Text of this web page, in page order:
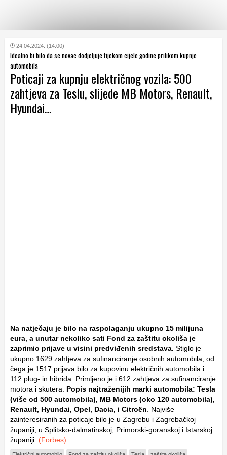
KATEGORIJE
HRVATSKI
WEB
24.04.2024. (14:00)
Idealno bi bilo da se novac dodjeljuje tijekom cijele godine prilikom kupnje
automobila
Poticaji za kupnju električnog vozila: 500
zahtjeva za Teslu, slijede MB Motors, Renault,
Hyundai…
Na natječaju je bilo na raspolaganju ukupno 15 milijuna
eura, a unutar nekoliko sati Fond za zaštitu okoliša je
zaprimio prijave u visini predviđenih sredstava. Stiglo je
ukupno 1629 zahtjeva za sufinanciranje osobnih automobila, od
čega je 1517 prijava bilo za kupovinu električnih automobila i
112 plug- in hibrida. Primljeno je i 612 zahtjeva za sufinanciranje
motora i skutera. Popis najtraženijih marki automobila: Tesla
(više od 500 automobila), MB Motors (oko 120 automobila),
Renault, Hyundai, Opel, Dacia, i Citroën . Najviše
zainteresiranih za poticaje bilo je u Zagrebu i Zagrebačkoj
županiji, u Splitsko-dalmatinskoj, Primorski-goranskoj i Istarskoj
županiji. (Forbes)